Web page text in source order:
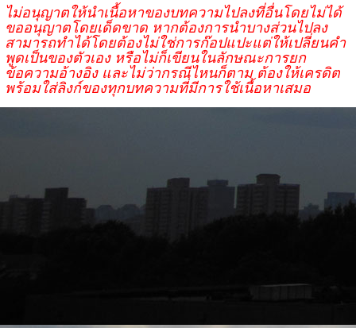
ไม่อนุญาตให้นำเนื้อหาของบทความไปลงที่อื่นโดยไม่ได้
ขออนุญาตโดยเด็ดขาด หากต้องการนำบางส่วนไปลง
สามารถทำได้โดยต้องไม่ใช่การก๊อปแปะแต่ให้เปลี่ยนคำ
พูดเป็นของตัวเอง หรือไม่ก็เขียนในลักษณะการยก
ข้อความอ้างอิง และไม่ว่ากรณีไหนก็ตาม ต้องให้เครดิต
พร้อมใส่ลิงก์ของทุกบทความที่มีการใช้เนื้อหาเสมอ